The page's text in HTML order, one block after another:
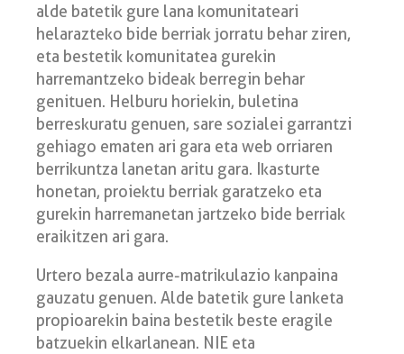
alde batetik gure lana komunitateari
helarazteko bide berriak jorratu behar ziren,
eta bestetik komunitatea gurekin
harremantzeko bideak berregin behar
genituen. Helburu horiekin, buletina
berreskuratu genuen, sare sozialei garrantzi
gehiago ematen ari gara eta web orriaren
berrikuntza lanetan aritu gara. Ikasturte
honetan, proiektu berriak garatzeko eta
gurekin harremanetan jartzeko bide berriak
eraikitzen ari gara.
Urtero bezala aurre-matrikulazio kanpaina
gauzatu genuen. Alde batetik gure lanketa
propioarekin baina bestetik beste eragile
batzuekin elkarlanean. NIE eta